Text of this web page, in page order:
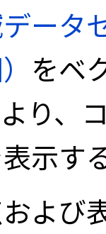
ータ
をベ
り、
示す
よび